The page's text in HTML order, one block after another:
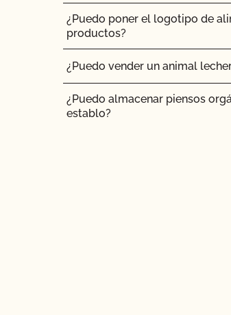
¿Puedo poner el logotipo de
productos?
¿Puedo vender un animal
¿Puedo almacenar piensos
establo?